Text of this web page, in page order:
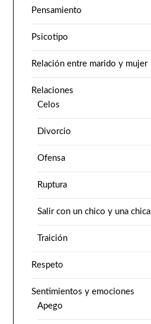
Pensamiento
Psicotipo
Relación entre marido y mujer
Relaciones
Celos
Divorcio
Ofensa
Ruptura
Salir con un chico y una chica
Traición
Respeto
Sentimientos y emociones
Apego